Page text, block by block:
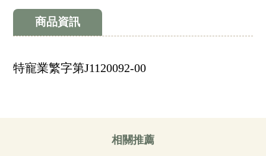
商品資訊
特寵業繁字第J1120092-00